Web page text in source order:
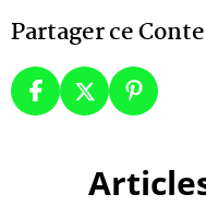
Partager ce